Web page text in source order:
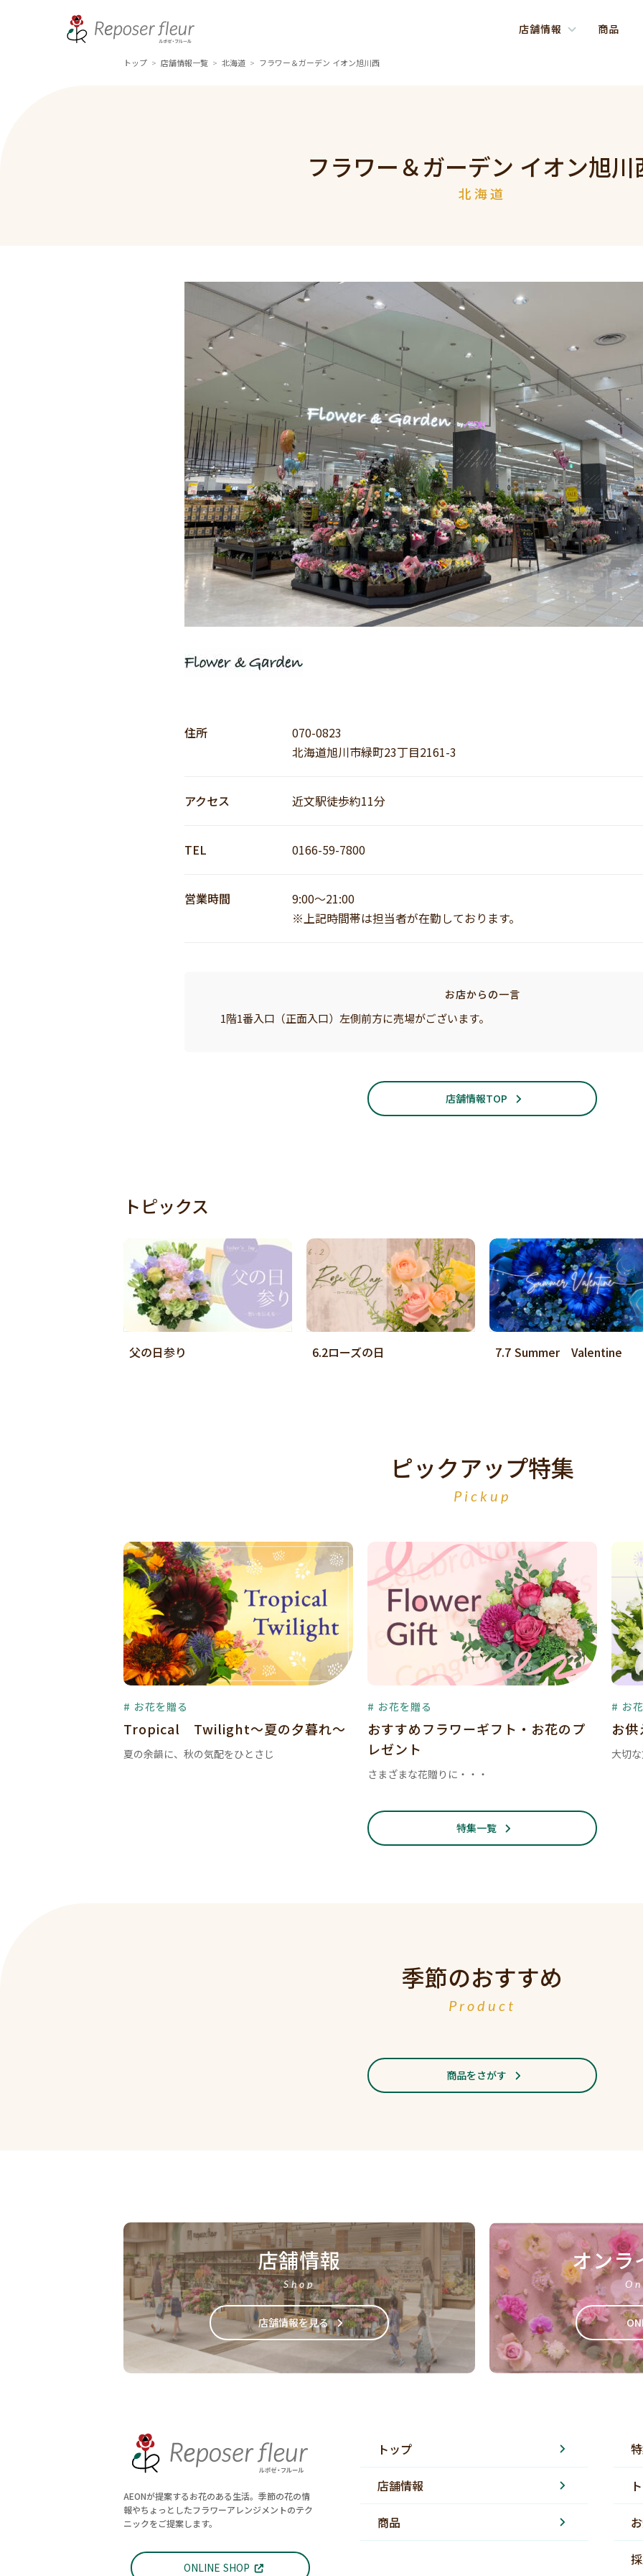
店舗情報 商品
トップ > 店舗情報一覧 > 北海道 > フラワー＆ガーデン イオン旭川西
フラワー＆ガーデン イオン旭川
北海道
住所
070-0823
北海道旭川市緑町23丁目2161-3
アクセス 近文駅徒歩約11分
TEL 0166-59-7800
営業時間
9:00～21:00
※上記時間帯は担当者が在勤しております。
お店からの一言
1階1番入口（正面入口）左側前方に売場がございます。
店舗情報TOP
トピックス
父の日参り 6.2ローズの日 7.7 Summer Valentine
ピックアップ特集
Pickup
# お花を贈る
Tropical Twilight～夏の夕暮れ～
夏の余韻に、秋の気配をひとさじ
# お花を贈る
おすすめフラワーギフト・お花のプ
レゼント
さまざまな花贈りに・・・
# お
お
大切
特集一覧
季節のおすすめ
Product
商品をさがす
店舗情報
Shop
店舗情報を見る
オンラ
AEONが提案するお花のある生活。季節の花の情
報やちょっとしたフラワーアレンジメントのテク
ニックをご提案します。
ONLINE SHOP
トップ
店舗情報
商品